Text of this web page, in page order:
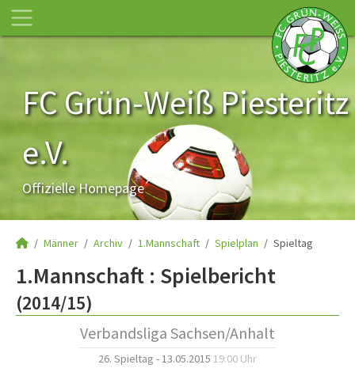
FC Grün-Weiß Piesteritz
e.V.
Offizielle Homepage
Männer Archiv 1.Mannschaft Spielplan Spieltag
1.Mannschaft : Spielbericht
(2014/15)
Verbandsliga Sachsen/Anhalt
26. Spieltag - 13.05.2015 19:00 Uhr